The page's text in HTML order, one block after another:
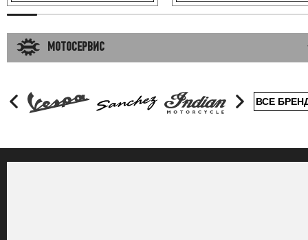
МОТОСЕРВИС
ВСЕ